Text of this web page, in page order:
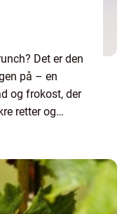
Det er den
på – en
og frokost, der
retter og